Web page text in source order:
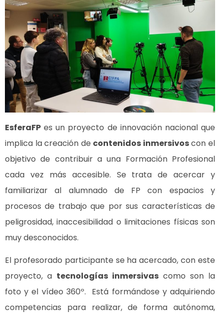
EsferaFP es un proyecto de innovación nacional que
implica la creación de contenidos inmersivoscon el
objetivo de contribuir a una Formación Profesional
cada vez más accesible. Se trata de acercar y
familiarizar al alumnado de FP con espacios y
procesos de trabajo que por sus características de
peligrosidad, inaccesibilidad o limitaciones físicas son
muy desconocidos.
El profesorado participante se ha acercado, con este
proyecto, a tecnologías inmersivas como son la
foto y el vídeo 360º. Está formándose y adquiriendo
competencias para realizar, de forma autónoma,